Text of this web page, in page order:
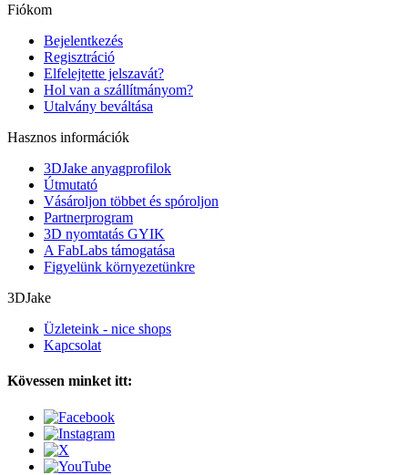
Fiókom
Bejelentkezés
Regisztráció
Elfelejtette jelszavát?
Hol van a szállítmányom?
Utalvány beváltása
Hasznos információk
3DJake anyagprofilok
Útmutató
Vásároljon többet és spóroljon
Partnerprogram
3D nyomtatás GYIK
A FabLabs támogatása
Figyelünk környezetünkre
3DJake
Üzleteink - nice shops
Kapcsolat
Kövessen minket itt: